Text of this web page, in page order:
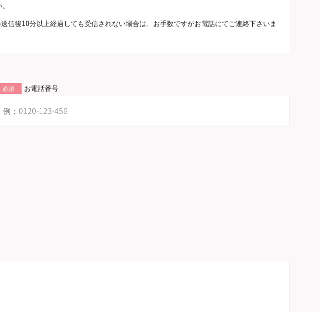
後10分以上経過しても受信されない場合は、お手数ですがお電話にてご連絡下さいま
必須 お電話番号